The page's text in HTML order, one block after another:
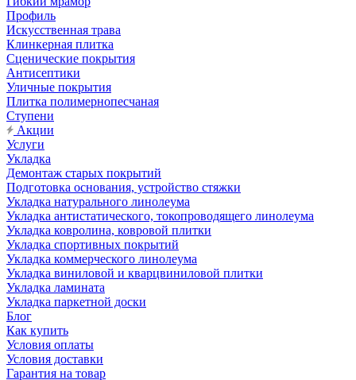
Профиль
Искусственная трава
Клинкерная плитка
Сценические покрытия
Антисептики
Уличные покрытия
Плитка полимернопесчаная
Ступени
Акции
Услуги
Укладка
Демонтаж старых покрытий
Подготовка основания, устройство стяжки
Укладка натурального линолеума
Укладка антистатического, токопроводящего линолеума
Укладка ковролина, ковровой плитки
Укладка спортивных покрытий
Укладка коммерческого линолеума
Укладка виниловой и кварцвиниловой плитки
Укладка ламината
Укладка паркетной доски
Блог
Как купить
Условия оплаты
Условия доставки
Гарантия на товар